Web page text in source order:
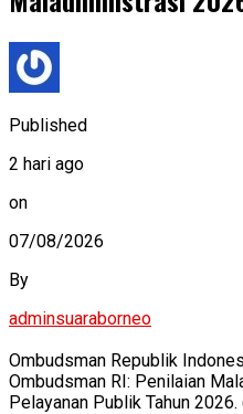
Published
2 hari ago
on
07/08/2026
By
adminsuaraborneo
Ombudsman Republik
Ombudsman RI: Penilaian
Pelayanan Publik Tahun